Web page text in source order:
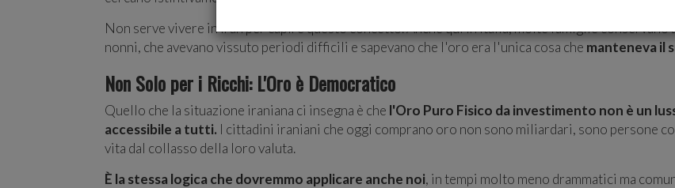
Non serve vivere in Iran per capire questo concetto. Anche qui in Italia, molte famiglie
nonni, che avevano vissuto periodi difficili e sapevano che l'oro era l'unica cosa che manteneva il
Non Solo per i Ricchi: L'Oro è Democratico
Quello che la situazione iraniana ci insegna è che l'Oro Puro Fisico da investimento non è un
accessibile a tutti. I cittadini iraniani che oggi comprano oro non sono miliardari, sono persone
vita dal collasso della loro valuta.
È la stessa logica che dovremmo applicare anche noi, in tempi molto meno drammatici ma